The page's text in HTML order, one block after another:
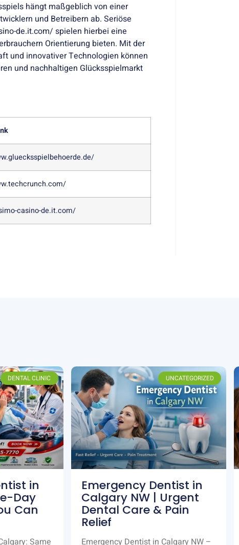
hängt maßgeblich von einer
und Betreibern ab. Seriöse
de.it.com/ spielen hierbei eine
Orientierung bieten. Mit der
und innovativer Technologien können
und nachhaltigen Glücksspielmarkt
casino-de.it.com/
DENTAL CLINIC
in
Day
Can
Same
UNCATEGORIZED
Emergency Dentist in
Calgary NW | Urgent
Dental Care & Pain
Relief
Emergency Dentist in Calgary NW –